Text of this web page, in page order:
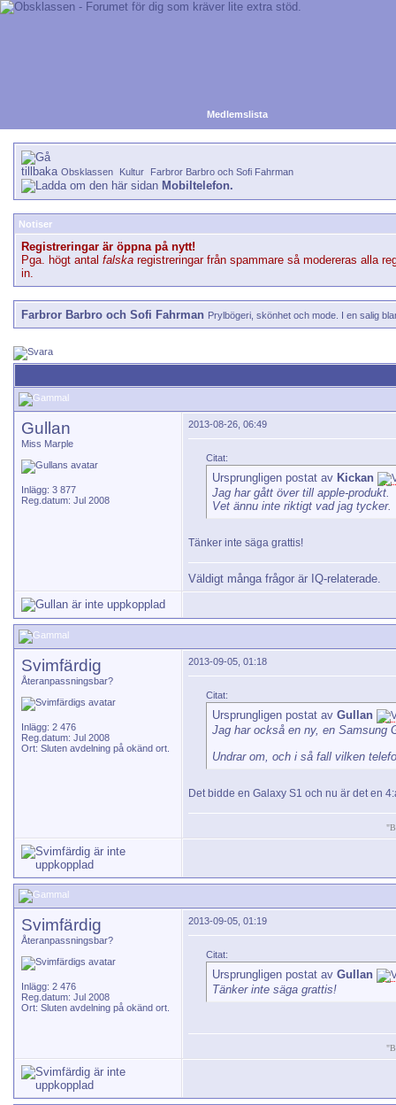
Medlemslista
Obsklassen Kultur Farbror Barbro och Sofi Fahrman
Mobiltelefon.
Notiser
Registreringar är öppna på nytt!
Pga. högt antal falska registreringar från spammare så modereras alla
in.
Farbror Barbro och Sofi Fahrman Prylbögeri, skönhet och mode. I en salig
Gullan
Miss Marple
Inlägg: 3 877
Reg.datum: Jul 2008
2013-08-26, 06:49
Citat:
Ursprungligen postat av Kickan
Jag har gått över till apple-produkt.
Vet ännu inte riktigt vad jag tycker.
Tänker inte säga grattis!
Väldigt många frågor är IQ-relaterade.
Svimfärdig
Återanpassningsbar?
Inlägg: 2 476
Reg.datum: Jul 2008
Ort: Sluten avdelning på okänd ort.
2013-09-05, 01:18
Citat:
Ursprungligen postat av Gullan
Jag har också en ny, en Samsung
Undrar om, och i så fall vilken
Det bidde en Galaxy S1 och nu är det en
Svimfärdig
Återanpassningsbar?
Inlägg: 2 476
Reg.datum: Jul 2008
Ort: Sluten avdelning på okänd ort.
2013-09-05, 01:19
Citat:
Ursprungligen postat av Gullan
Tänker inte säga grattis!